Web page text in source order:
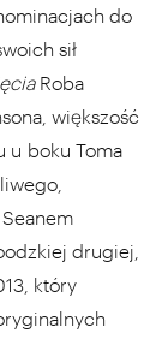
do
sił
Roba
większość
u boku Toma
drugiej,
który